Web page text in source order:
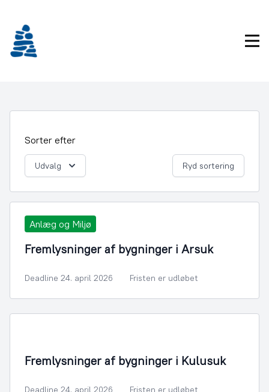
indhold
Sorter efter
Udvalg Ryd sortering
Anlæg og Miljø
Fremlysninger af bygninger i Arsuk
Deadline 24. april 2026 Fristen er udløbet
Fremlysninger af bygninger i Kulusuk
Deadline 24. april 2026 Fristen er udløbet